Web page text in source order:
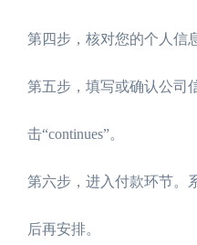
第四步，核对您的个人信
第五步，填写或确认公司
击“continues”。
第六步，进入付款环节。
后再安排。